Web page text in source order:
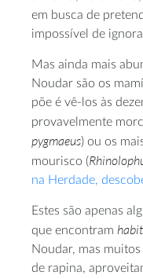
em busca de
impossível de
Mas ainda mais
Noudar são os
põe é vê-los às
provavelmente
pygmaeus) ou os
mourisco (
na Herdade,
Estes são apenas
que encontram
Noudar, mas
de rapina,